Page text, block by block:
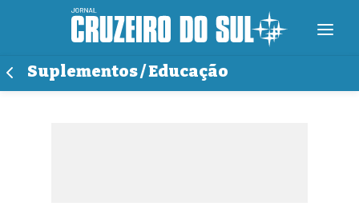
Suplementos / Educação